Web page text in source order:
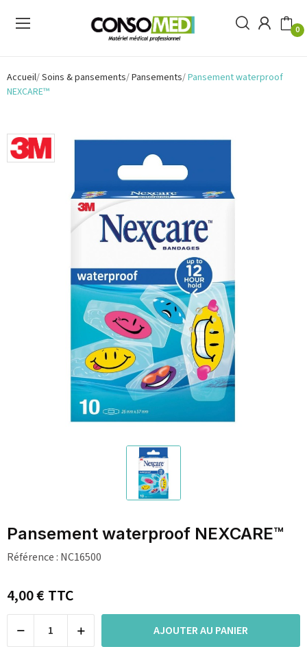
0
Accueil Soins & pansements Pansements Pansement waterproof
NEXCARE™
Pansement waterproof NEXCARE™
Référence : NC16500
4,00 €TTC
AJOUTER AU PANIER